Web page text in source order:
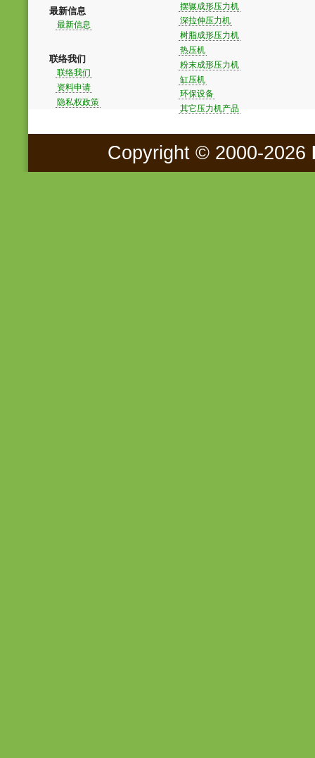
最新信息
最新信息
联络我们
联络我们
资料申请
隐私权政策
摆辗成形压力机
深拉伸压力机
树脂成形压力机
热压机
粉末成形压力机
缸压机
环保设备
其它压力机产品
Copyright © 2000-2026